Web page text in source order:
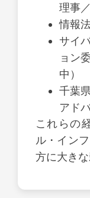
理事
情報
サイ
ョン
中）
千葉
アド
これらの
ル・イン
方に大き